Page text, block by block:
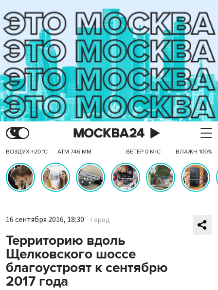
ВОЗДУХ +20 °C АТМ 746 ММ ВЕТЕР 0 М/С ВЛАЖН 100%
16 сентября 2016, 18:30 Город
Территорию вдоль
Щелковского шоссе
благоустроят к сентябрю
2017 года